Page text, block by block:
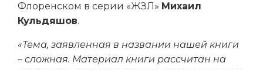
Флоренском в серии «ЖЗЛ» Михаил
Кульдяшов.
«Тема, заявленная в названии нашей книги
– сложная. Материал книги рассчитан на